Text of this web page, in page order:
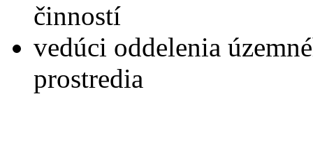
činností
vedúci oddelenia
prostredia